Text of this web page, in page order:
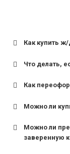
Как купить
Что делать,
Как
Можно ли
Можно ли
заверенную